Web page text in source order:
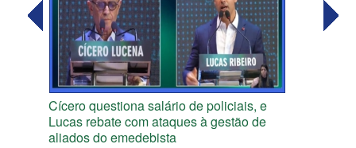
Cícero questiona salário de policiais, e
Lucas rebate com ataques à gestão de
aliados do emedebista